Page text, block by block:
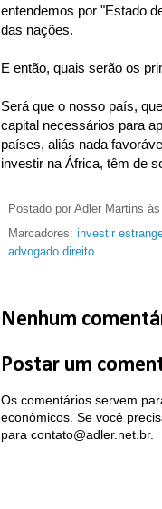
entendemos por "Estado
das nações.
E então, quais serão os
Será que o nosso país,
capital necessários para
países, aliás nada
investir na África, têm de
Postado por Adler Martins às
Marcadores: investir
advogado direito
Nenhum
Postar um
Os comentários servem
econômicos. Se você
para contato@adler.net.br.